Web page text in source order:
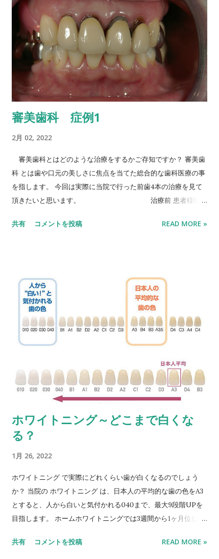
院では ホワイトニング 治療後は、定期検診を行い、異常がない
かのチェックや、...
うのです。 近年、 歯周病 の治療を行うと、糖尿病が改善する
ケースがあるという事が明るみになっています。 糖尿病は高血
圧、心疾患や脳疾患等の様々な合併症を引き起こす怖い疾患で
す。 歯周病治療により、糖尿病が改善される事で、様々な合併
症を引き起こすリスクを軽減し、いつまでも健康な体を維持す
る事が可能になります。 かかりつけ医での、定期検診、クリー
ニングを行い、日々の口腔ケアの意識を高く持ってお口の中は
もとより、いつでも健康な体を目指しましょう。 柏木ミモ
ザ歯科クリニックはこちら～
審美歯科 症例1
2月 02, 2022
審美歯科とはどのような治療をするかご存知ですか？ 審美歯
科 とは歯や口元の美しさに焦点を当てた総合的な歯科医療の事
を指します。 今回は実際に当院で行った前歯4本の治療を見て
頂きたいと思います。 治療前 患者様情報
の差し歯の色と、笑った時に差し歯と歯茎の隙間が気になると
善が必要になります。 そこで、今回は、当院で前歯4本を作る
事にしました。 今回の 審美歯科 治療の目標 前歯4
本の色調と歯茎の部分を改善する。 発音、咬むなどの機能を問
題なく行えるようにする。 歯の形、色等を患者様のイメージに
を入れる前の、準備段階的な一時的な被せ物です。 歯の形や、
歯茎部分の適合を合わせます。実際に、装着した状態でしばら
く過ごしてもらいます。 話したり、咬めるかどうかを確認しま
す。歯の形を長くしたり、短くしたり等のご要望を聞きなが
ら、来院時に調整します。 今回、患者様には3回程来院して頂
き、仮歯の形を調整しました。 実際の仮歯の装着期間は3週間
分が正確に適合しているのが分かると思います。 色調に関して
は、仮歯装着の段階では周囲の歯と調和していません。 完成時
に最終的に合わせていきます。 歯の形は調整を繰り返す事によ
りイメージに近い状態になってきました。 話す、食べる事も前
よりも快適だとおっしゃっていました。 3回の仮歯の調整で、
そして、いよいよ 完成 仮歯を最終的な被せ
共有 コメントを投稿 READ MORE »
ホワイトニング～どこまで白くな
る？
1月 26, 2022
ホワイトニング で実際にどれくらい歯が白くなるのでしょう
か？ 当院の ホワイトニング は、日本人の平均的な歯の色をA3
とすると、人から白いと気付かれる040まで、最大9段階UPを
目指します。 ホームホワイトニングでは3週間から1ヶ月位じっ
は、クリニックでの１時間半位の施術で歯を白くします。 ホワ
共有 コメントを投稿 READ MORE »